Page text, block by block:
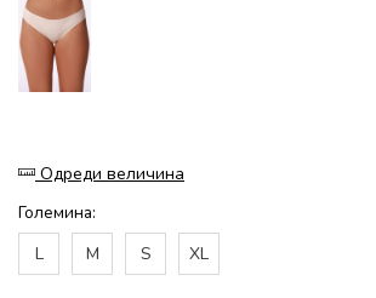
Одреди величина
Големина:
L
M S XL